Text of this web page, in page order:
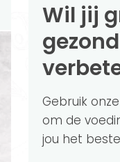
aanmelden
Wil jij graag je
Gebruik
om de
jou het